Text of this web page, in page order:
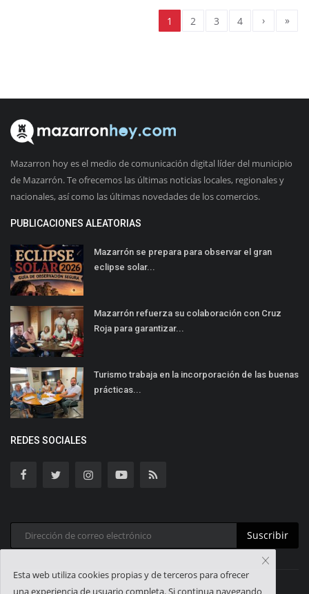
1 2 3 4 › »
Mazarron hoy es el medio de comunicación digital líder del municipio
de Mazarrón. Te ofrecemos las últimas noticias locales, regionales y
nacionales, así como las últimas novedades de los comercios.
PUBLICACIONES ALEATORIAS
Mazarrón se prepara para observar el gran
eclipse solar...
Mazarrón refuerza su colaboración con Cruz
Roja para garantizar...
Turismo trabaja en la incorporación de las buenas
prácticas...
REDES SOCIALES
Suscribir
Esta web utiliza cookies propias y de terceros para ofrecer
una experiencia de usuario completa. Si continua navegando